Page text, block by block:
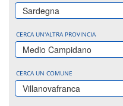
Sardegna
CERCA UN'ALTRA PROVINCIA
Medio Campidano
CERCA UN COMUNE
Villanovafranca